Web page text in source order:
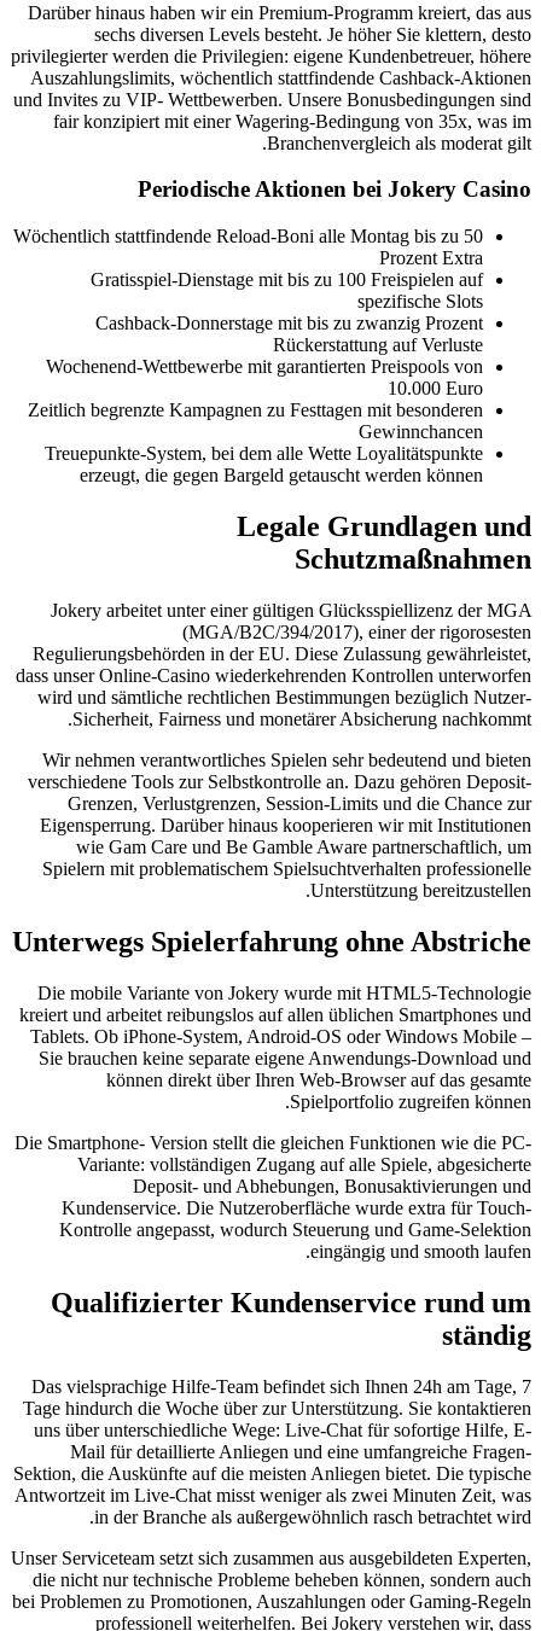
Darüber hinaus haben wir ein
sechs diversen Levels
privilegierter werden die Privilegien:
Auszahlungslimits, wöchentlich
und Invites zu VIP- Wettbewerben.
fair konzipiert mit einer
Periodische
Wöchentlich stattfindende Reload-
Gratisspiel-Dienstage mit
Cashback-Donnerstage
Wochenend-Wettbewerbe mit
Zeitlich begrenzte Kampagnen zu
Treuepunkte-System, bei dem
erzeugt, die gegen Bargeld
Jokery arbeitet unter einer
(MGA/B2C/
Regulierungsbehörden in der EU.
dass unser Online-Casino
wird und sämtliche rechtlichen
Sicherheit, Fairness und
Wir nehmen verantwortliches
verschiedene Tools zur
Grenzen, Verlustgrenzen,
Eigensperrung. Darüber hinaus
wie Gam Care und Be
Spielern mit problematischem
Unterwegs
Die mobile Variante von Jokery
kreiert und arbeitet reibungslos auf
Tablets. Ob iPhone-System,
Sie brauchen keine separate
können direkt über Ihren
Die Smartphone- Version stellt die
Variante: vollständigen
Deposit- und
Kundenservice. Die
Kontrolle angepasst, wodurch
Qualifizierter
Das vielsprachige Hilfe-Team
Tage hindurch die Woche über zur
uns über unterschiedliche Wege:
Mail für detaillierte Anliegen
Sektion, die Auskünfte auf die
Antwortzeit im Live-Chat misst
in der Branche als
Unser Serviceteam setzt sich
die nicht nur technische Probleme
bei Problemen zu Promotionen,
professionell